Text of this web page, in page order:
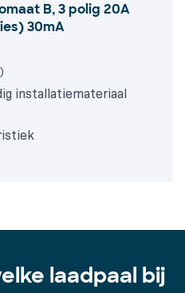
B, 3 polig 20A
30mA
installatiemateriaal
laadpaal bij